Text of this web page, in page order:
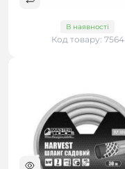
В наявності
Код товару: 7564